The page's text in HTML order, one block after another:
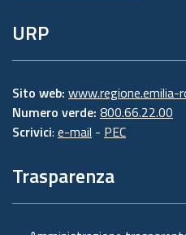
URP
Sito web:
Numero verde: 800.66.22.00
Scrivici: e-mail - PEC
Trasparenza